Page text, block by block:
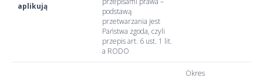
aplikują
podstawą
przetwarzania jest
Państwa zgoda, czyli
przepis art. 6 ust. 1 lit.
a RODO
Okres